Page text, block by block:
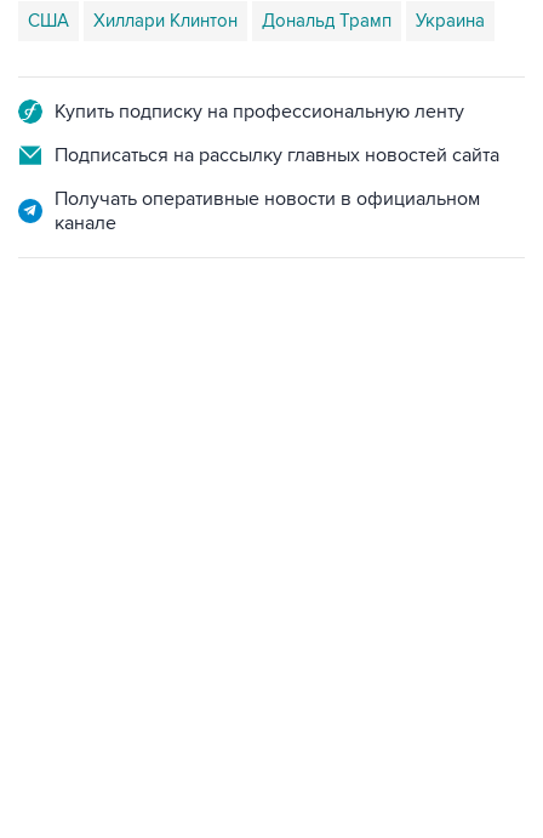
США Хиллари Клинтон Дональд Трамп Украина
Купить подписку на профессиональную ленту
Подписаться на рассылку главных новостей сайта
Получать оперативные новости в официальном
канале